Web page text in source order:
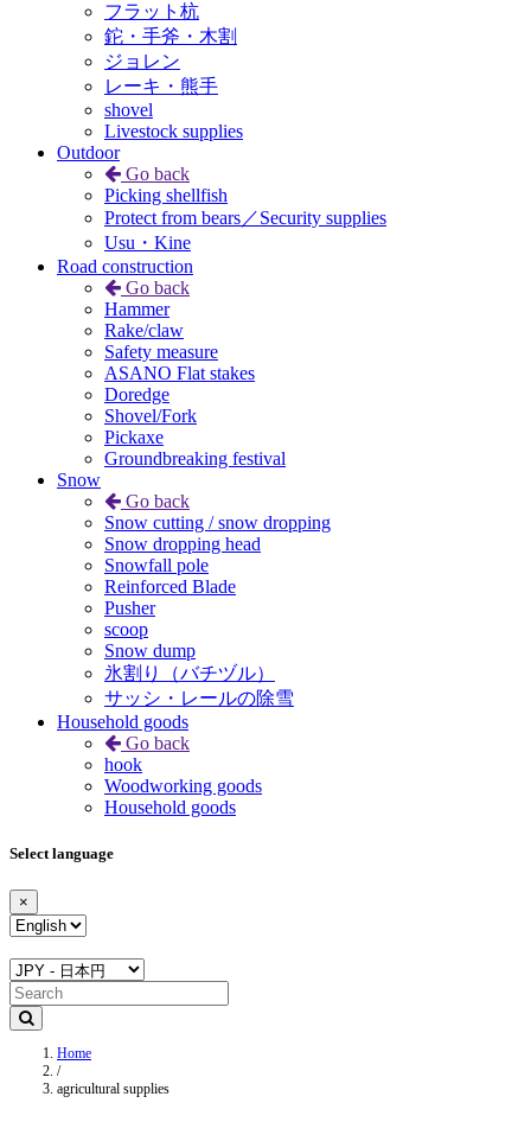
フラット杭
鉈・手斧・木割
ジョレン
レーキ・熊手
shovel
Livestock supplies
Outdoor
Go back
Picking shellfish
Protect from bears／Security supplies
Usu・Kine
Road construction
Go back
Hammer
Rake/claw
Safety measure
ASANO Flat stakes
Doredge
Shovel/Fork
Pickaxe
Groundbreaking festival
Snow
Go back
Snow cutting / snow dropping
Snow dropping head
Snowfall pole
Reinforced Blade
Pusher
scoop
Snow dump
氷割り（バチヅル）
サッシ・レールの除雪
Household goods
Go back
hook
Woodworking goods
Household goods
Select language
×
Home
/
agricultural supplies